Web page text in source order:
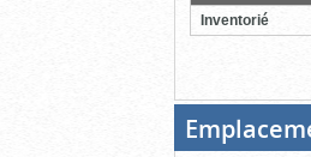
Inventorié